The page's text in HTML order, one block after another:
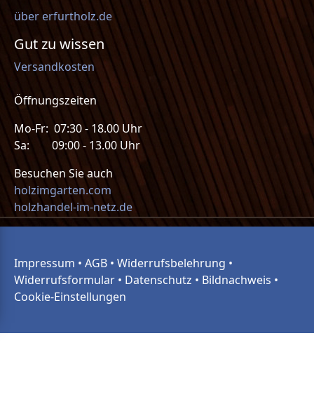
über erfurtholz.de
Gut zu wissen
Versandkosten
Öffnungszeiten
Mo-Fr: 07:30 - 18.00 Uhr
Sa: 09:00 - 13.00 Uhr
Besuchen Sie auch
holzimgarten.com
holzhandel-im-netz.de
Impressum • AGB • Widerrufsbelehrung •
Widerrufsformular • Datenschutz • Bildnachweis •
Cookie-Einstellungen